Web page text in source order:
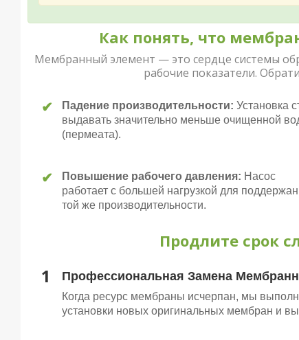
Как понять, что
Мембранный элемент — это сердце системы
рабочие показатели.
✔ Падение производительности: Установка
выдавать значительно меньше очищенной
(пермеата).
✔ Повышение рабочего давления: Насос
работает с большей нагрузкой для
той же производительности.
Продлите срок
1 Профессиональная Замена
Когда ресурс мембраны исчерпан, мы
установки новых оригинальных мембран и